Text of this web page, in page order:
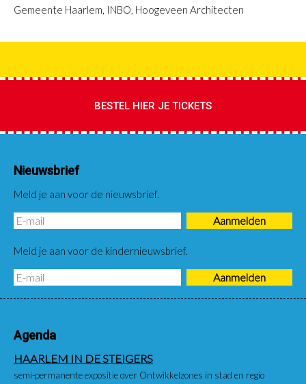
Gemeente Haarlem, INBO, Hoogeveen Architecten
BESTEL HIER JE TICKETS
Nieuwsbrief
Meld je aan voor de nieuwsbrief.
Meld je aan voor de kindernieuwsbrief.
Agenda
HAARLEM IN DE STEIGERS
semi-permanente expositie over Ontwikkelzones in stad en regio